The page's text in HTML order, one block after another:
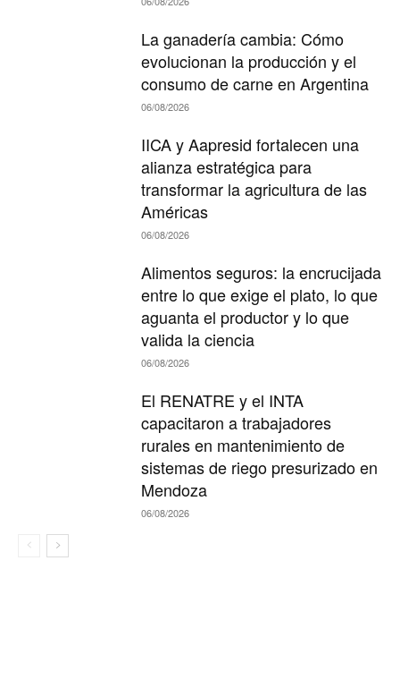
La ganadería cambia: Cómo
evolucionan la producción y el
consumo de carne en Argentina
06/08/2026
IICA y Aapresid fortalecen una
alianza estratégica para
transformar la agricultura de las
Américas
06/08/2026
Alimentos seguros: la encrucijada
entre lo que exige el plato, lo que
aguanta el productor y lo que
valida la ciencia
06/08/2026
El RENATRE y el INTA
capacitaron a trabajadores
rurales en mantenimiento de
sistemas de riego presurizado en
Mendoza
06/08/2026